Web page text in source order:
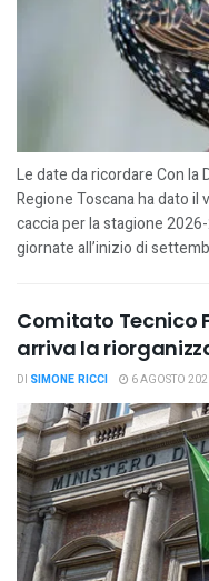
Le date da ricordare Con la
Regione Toscana ha dato il
caccia per la stagione
giornate all’inizio di
Comitato Tecnico
arriva la
DI SIMONE RICCI 6 AGOSTO